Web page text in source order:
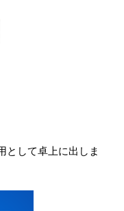
として卓上に出しま